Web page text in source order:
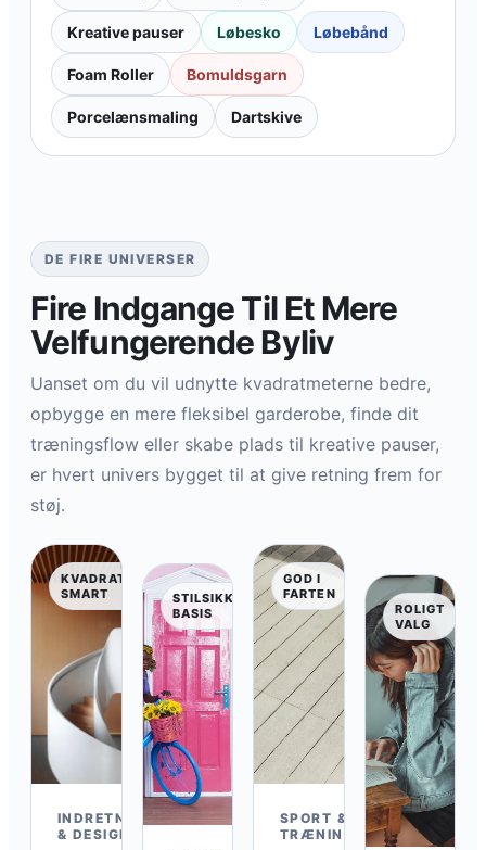
Kreative pauser Løbesko Løbebånd
Foam Roller Bomuldsgarn
Porcelænsmaling Dartskive
DE FIRE UNIVERSER
Fire Indgange Til Et Mere
Velfungerende Byliv
Uanset om du vil udnytte kvadratmeterne bedre,
opbygge en mere fleksibel garderobe, finde dit
træningsflow eller skabe plads til kreative pauser,
er hvert univers bygget til at give retning frem for
støj.
KVADRATMETER-
SMART
INDRETNING
& DESIGN
STILSIKKER
BASIS
GOD I
FARTEN
SPORT &
TRÆNING
ROLIGT
VALG